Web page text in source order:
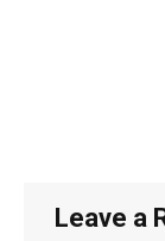
Leave a